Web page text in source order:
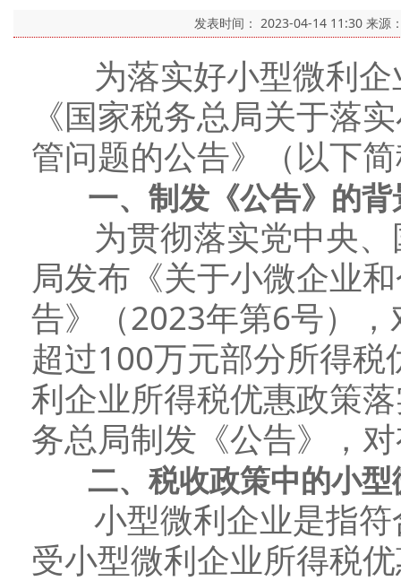
发表时间： 2023-04-14 11:30 来源
为落实好小型微利企
《国家税务总局关于落
管问题的公告》（以下
一、制发《公告》的背
为贯彻落实党中央、
局发布《关于小微企业
告》（2023年第6号）
超过100万元部分所得
利企业所得税优惠政策
务总局制发《公告》，
二、税收政策中的小型
小型微利企业是指符
受小型微利企业所得税